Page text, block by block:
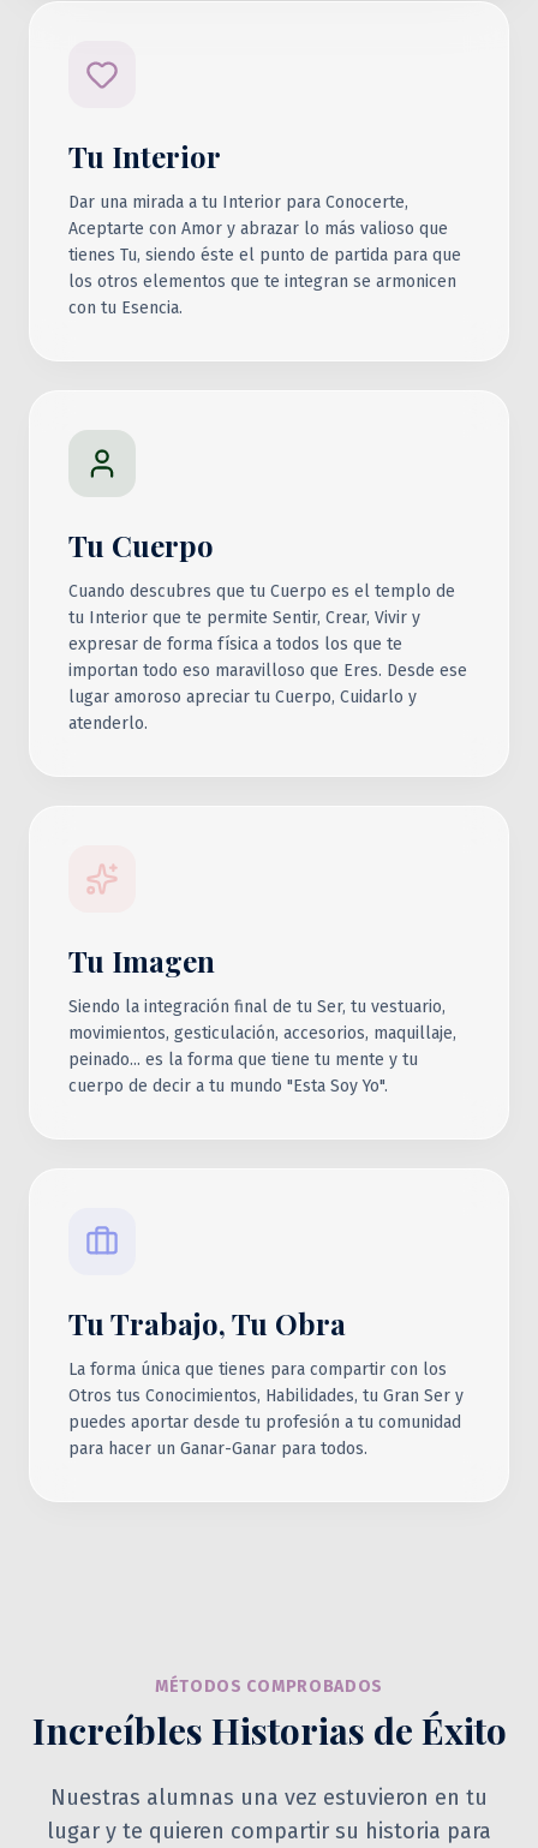
Tu Interior
Dar una mirada a tu Interior para Conocerte,
Aceptarte con Amor y abrazar lo más valioso que
tienes Tu, siendo éste el punto de partida para que
los otros elementos que te integran se armonicen
con tu Esencia.
Tu Cuerpo
Cuando descubres que tu Cuerpo es el templo de
tu Interior que te permite Sentir, Crear, Vivir y
expresar de forma física a todos los que te
importan todo eso maravilloso que Eres. Desde ese
lugar amoroso apreciar tu Cuerpo, Cuidarlo y
atenderlo.
Tu Imagen
Siendo la integración final de tu Ser, tu vestuario,
movimientos, gesticulación, accesorios, maquillaje,
peinado... es la forma que tiene tu mente y tu
cuerpo de decir a tu mundo "Esta Soy Yo".
Tu Trabajo, Tu Obra
La forma única que tienes para compartir con los
Otros tus Conocimientos, Habilidades, tu Gran Ser y
puedes aportar desde tu profesión a tu comunidad
para hacer un Ganar-Ganar para todos.
MÉTODOS COMPROBADOS
Increíbles Historias de Éxito
Nuestras alumnas una vez estuvieron en tu
lugar y te quieren compartir su historia para